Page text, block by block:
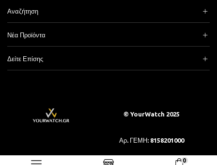
Αναζήτηση
Νέα Προϊόντα
Δείτε Επίσης
© YourWatch 2025
Αρ. ΓΕΜΗ: 8158201000
0